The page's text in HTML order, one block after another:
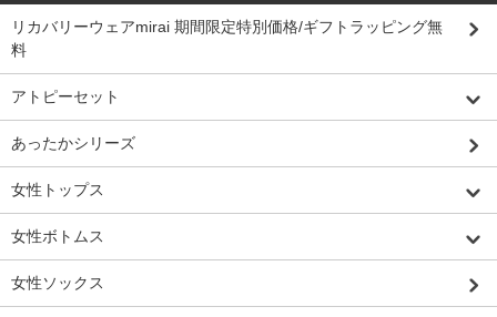
リカバリーウェアmirai 期間限定特別価格/ギフトラッピング無
料
アトピーセット
あったかシリーズ
女性トップス
女性ボトムス
女性ソックス